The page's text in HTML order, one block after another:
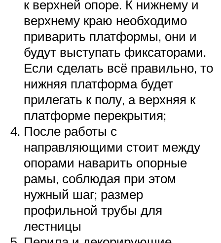
к верхней опоре. К нижнему и
верхнему краю необходимо
приварить платформы, они и
будут выступать фиксаторами.
Если сделать всё правильно, то
нижняя платформа будет
прилегать к полу, а верхняя к
платформе перекрытия;
После работы с
направляющими стоит между
опорами наварить опорные
рамы, соблюдая при этом
нужный шаг; размер
профильной трубы для
лестницы